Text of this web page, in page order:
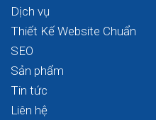
Dịch vụ
Thiết Kế Website Chuẩn
SEO
Sản phẩm
Tin tức
Liên hệ